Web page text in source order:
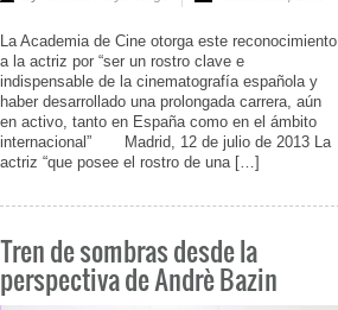
La Academia de Cine otorga este reconocimiento
a la actriz por “ser un rostro clave e
indispensable de la cinematografía española y
haber desarrollado una prolongada carrera, aún
en activo, tanto en España como en el ámbito
internacional” Madrid, 12 de julio de 2013 La
actriz “que posee el rostro de una […]
Tren de sombras desde la
perspectiva de Andrè Bazin